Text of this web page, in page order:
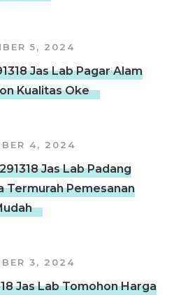
5, 2024
Jas Lab Pagar Alam
Kualitas Oke
4, 2024
Jas Lab Padang
Termurah Pemesanan
3, 2024
Jas Lab Tomohon Harga